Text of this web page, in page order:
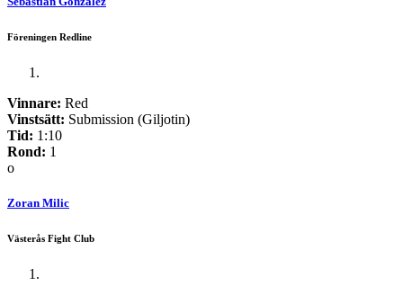
Föreningen Redline
Vinnare: Red
Vinstsätt: Submission (Giljotin)
Tid: 1:10
Rond: 1
o
Zoran Milic
Västerås Fight Club